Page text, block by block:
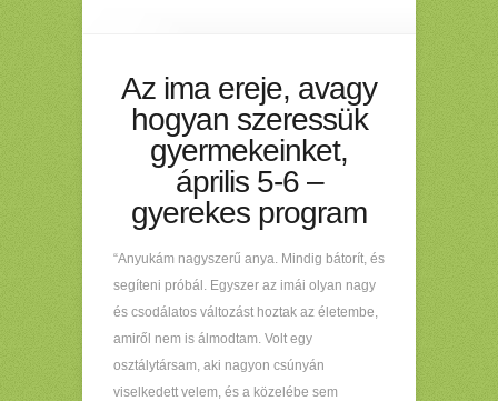
Az ima ereje, avagy
hogyan szeressük
gyermekeinket,
április 5-6 –
gyerekes program
“Anyukám nagyszerű anya. Mindig bátorít, és
segíteni próbál. Egyszer az imái olyan nagy
és csodálatos változást hoztak az életembe,
amiről nem is álmodtam. Volt egy
osztálytársam, aki nagyon csúnyán
viselkedett velem, és a közelébe sem